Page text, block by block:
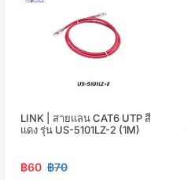
LINK | สายแลน CAT6 UTP สี
แดง รุ่น US-5101LZ-2 (1M)
฿60 ฿70